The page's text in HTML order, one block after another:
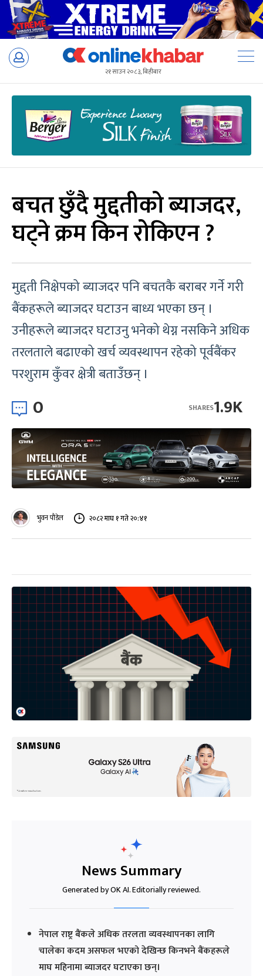
Skip
२१ साउन २०८३, बिहीबार
बचत छुँदै मुद्दतीको ब्याजदर,
घट्ने क्रम किन रोकिएन ?
मुद्दती निक्षेपको ब्याजदर पनि बचतकै बराबर गर्ने गरी
बैंकहरूले ब्याजदर घटाउन बाध्य भएका छन् ।
उनीहरूले ब्याजदर घटाउनु भनेको थेग्न नसकिने अधिक
तरलताले बढाएको खर्च व्यवस्थापन रहेको पूर्वबैंकर
परशुराम कुँवर क्षेत्री बताउँछन् ।
0 1.9K
SHARES
भुवन पौडेल २०८२ माघ १ गते २०:४१
News Summary
Generated by OK AI. Editorially reviewed.
नेपाल राष्ट्र बैंकले अधिक तरलता व्यवस्थापनका लागि
चालेका कदम असफल भएको देखिन्छ किनभने बैंकहरूले
माघ महिनामा ब्याजदर घटाएका छन्।